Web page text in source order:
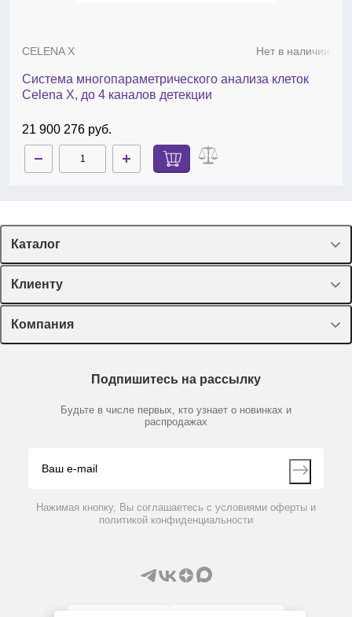
CELENA X Нет в наличии
Система многопараметрического анализа клеток
Celena X, до 4 каналов детекции
21 900 276 руб.
Каталог
Спецпредложения
Оборудование, приборы
Пластик, стекло, принадлежности
Химические реактивы, препараты, наборы
Производители
Клиенту
Лекторий Диаэм
Доставка и оплата
Мобильное приложение
Компания
Партнеры
Контакты
Подпишитесь на рассылку
Будьте в числе первых, кто узнает о новинках и
распродажах
Нажимая кнопку, Вы соглашаетесь с условиями оферты и
политикой конфиденциальности